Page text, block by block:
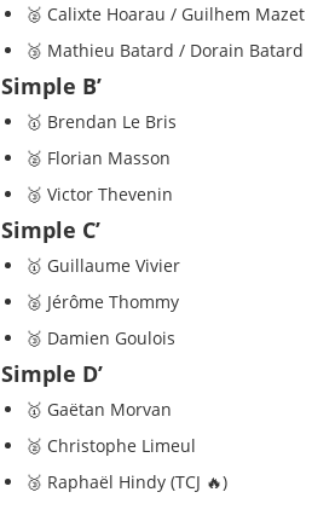
🥈 Calixte Hoarau / Guilhem Mazet
🥉 Mathieu Batard / Dorain Batard
Simple B’
🥇 Brendan Le Bris
🥈 Florian Masson
🥉 Victor Thevenin
Simple C’
🥇 Guillaume Vivier
🥈 Jérôme Thommy
🥉 Damien Goulois
Simple D’
🥇 Gaëtan Morvan
🥈 Christophe Limeul
🥉 Raphaël Hindy (TCJ 🔥)